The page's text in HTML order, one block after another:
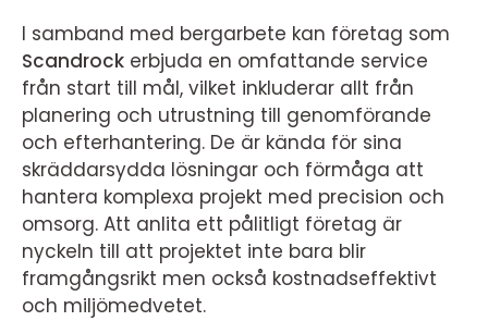
I samband med bergarbete kan företag som
Scandrock erbjuda en omfattande service
från start till mål, vilket inkluderar allt från
planering och utrustning till genomförande
och efterhantering. De är kända för sina
skräddarsydda lösningar och förmåga att
hantera komplexa projekt med precision och
omsorg. Att anlita ett pålitligt företag är
nyckeln till att projektet inte bara blir
framgångsrikt men också kostnadseffektivt
och miljömedvetet.